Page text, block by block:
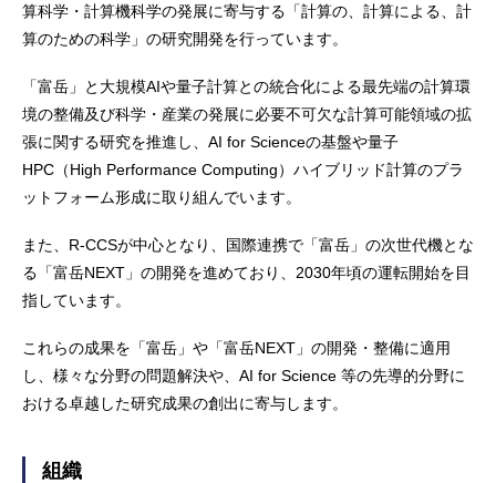
算科学・計算機科学の発展に寄与する「計算の、計算による、計
算のための科学」の研究開発を行っています。
「富岳」と大規模AIや量子計算との統合化による最先端の計算環
境の整備及び科学・産業の発展に必要不可欠な計算可能領域の拡
張に関する研究を推進し、AI for Scienceの基盤や量子
HPC（High Performance Computing）ハイブリッド計算のプラ
ットフォーム形成に取り組んでいます。
また、R-CCSが中心となり、国際連携で「富岳」の次世代機とな
る「富岳NEXT」の開発を進めており、2030年頃の運転開始を目
指しています。
これらの成果を「富岳」や「富岳NEXT」の開発・整備に適用
し、様々な分野の問題解決や、AI for Science 等の先導的分野に
おける卓越した研究成果の創出に寄与します。
組織